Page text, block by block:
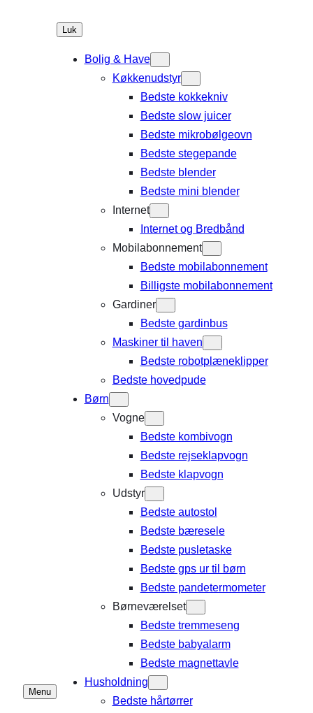
Menu
Luk
Bolig & Have
Køkkenudstyr
Bedste kokkekniv
Bedste slow juicer
Bedste mikrobølgeovn
Bedste stegepande
Bedste blender
Bedste mini blender
Internet
Internet og Bredbånd
Mobilabonnement
Bedste mobilabonnement
Billigste mobilabonnement
Gardiner
Bedste gardinbus
Maskiner til haven
Bedste robotplæneklipper
Bedste hovedpude
Børn
Vogne
Bedste kombivogn
Bedste rejseklapvogn
Bedste klapvogn
Udstyr
Bedste autostol
Bedste bæresele
Bedste pusletaske
Bedste gps ur til børn
Bedste pandetermometer
Børneværelset
Bedste tremmeseng
Bedste babyalarm
Bedste magnettavle
Husholdning
Bedste hårtørrer